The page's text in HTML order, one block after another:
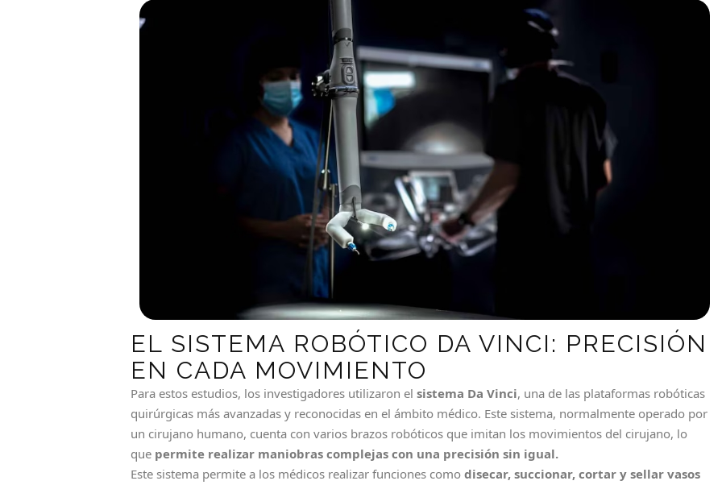
EL SISTEMA ROBÓTICO DA VINCI: PRECISIÓN
EN CADA MOVIMIENTO
Para estos estudios, los investigadores utilizaron el sistema Da Vinci, una de las plataformas robóticas
quirúrgicas más avanzadas y reconocidas en el ámbito médico. Este sistema, normalmente operado por
un cirujano humano, cuenta con varios brazos robóticos que imitan los movimientos del cirujano, lo
que permite realizar maniobras complejas con una precisión sin igual.
Este sistema permite a los médicos realizar funciones como disecar, succionar, cortar y sellar vasos